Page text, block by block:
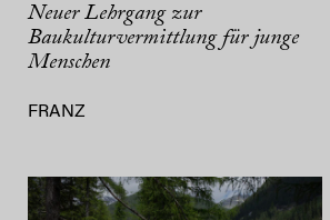
Neuer Lehrgang zur
Baukulturvermittlung für junge
Menschen
FRANZ